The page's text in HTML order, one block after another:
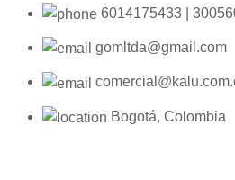
6014175433 |
gomltda@gmail.com
Bogotá, Colombia